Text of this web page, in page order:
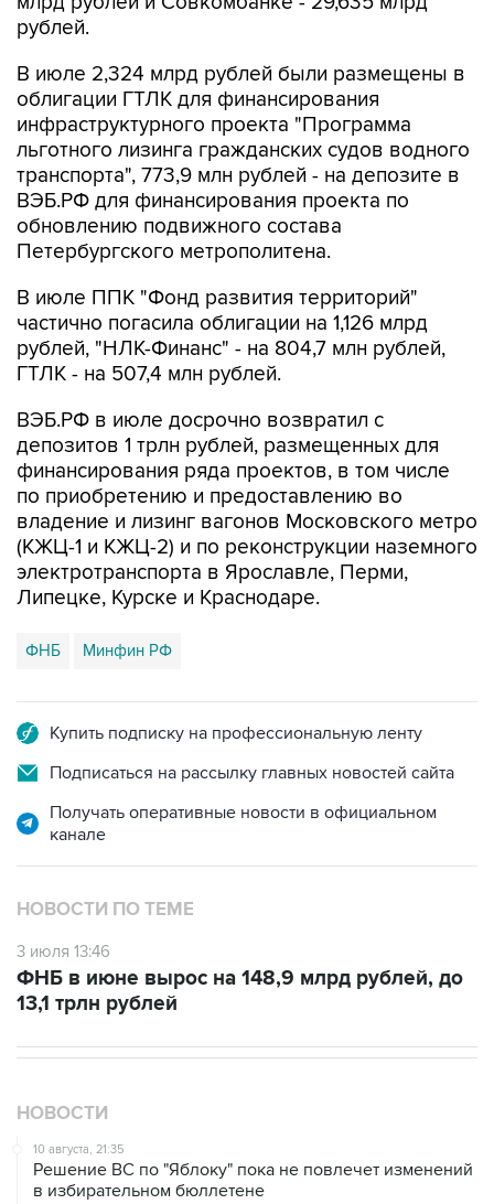
рублей.
В июле 2,324 млрд рублей были размещены в
облигации ГТЛК для финансирования
инфраструктурного проекта "Программа
льготного лизинга гражданских судов водного
транспорта", 773,9 млн рублей - на депозите в
ВЭБ.РФ для финансирования проекта по
обновлению подвижного состава
Петербургского метрополитена.
В июле ППК "Фонд развития территорий"
частично погасила облигации на 1,126 млрд
рублей, "НЛК-Финанс" - на 804,7 млн рублей,
ГТЛК - на 507,4 млн рублей.
ВЭБ.РФ в июле досрочно возвратил с
депозитов 1 трлн рублей, размещенных для
финансирования ряда проектов, в том числе
по приобретению и предоставлению во
владение и лизинг вагонов Московского метро
(КЖЦ-1 и КЖЦ-2) и по реконструкции наземного
электротранспорта в Ярославле, Перми,
Липецке, Курске и Краснодаре.
ФНБ Минфин РФ
Купить подписку на профессиональную ленту
Подписаться на рассылку главных новостей сайта
Получать оперативные новости в официальном
канале
НОВОСТИ ПО ТЕМЕ
3 июля 13:46
ФНБ в июне вырос на 148,9 млрд рублей, до
13,1 трлн рублей
НОВОСТИ
10 августа, 21:35
Решение ВС по "Яблоку" пока не повлечет изменений
в избирательном бюллетене